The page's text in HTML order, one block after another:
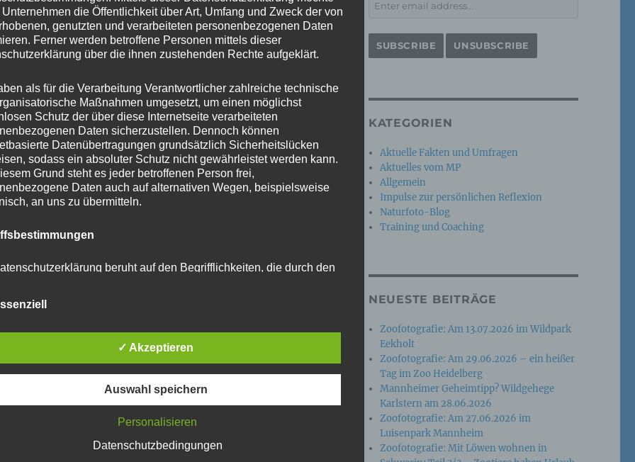
abzugeben.
reduzieren.
KATEGORIEN
Aktuelle Fakten und Umfragen
Aktuelles vom MP
Allgemein
Impulse zur persönlichen Reflexion
Naturfoto-Blog
Training und Coaching
NEUESTE BEITRÄGE
Zoofotografie: Am 13.07.2026 im Wildpark
Eekholt
Zoofotografie: Am 29.06.2026 – ein heißer
Tag im Zoo Heidelberg
Mannheimer Geheimtipp? Wildgehege
Karlstern am 28.06.2026
Zoofotografie: Am 27.06.2026 im
Luisenpark Mannheim
Zoofotografie: Mit Löwen wohnen in
Unternehmen die Öffentlichkeit über Art, Umfang und Zweck der von
genutzten und verarbeiteten personenbezogenen Daten
Ferner werden betroffene Personen mittels dieser
über die ihnen zustehenden Rechte aufgeklärt.
als für die Verarbeitung Verantwortlicher zahlreiche technische
Maßnahmen umgesetzt, um einen möglichst
Schutz der über diese Internetseite verarbeiteten
Daten sicherzustellen. Dennoch können
Datenübertragungen grundsätzlich Sicherheitslücken
sodass ein absoluter Schutz nicht gewährleistet werden kann.
Grund steht es jeder betroffenen Person frei,
Daten auch auf alternativen Wegen, beispielsweise
an uns zu übermitteln.
beruht auf den Begrifflichkeiten, die durch den
Grundverordnung (DS-GVO) verwendet wurden. Unsere
soll sowohl für die Öffentlichkeit als auch für unsere
gewährleisten, möchten wir vorab die verwendeten
in dieser Datenschutzerklärung unter anderem die
✓ Akzeptieren
Auswahl speichern
Personalisieren
Datenschutzbedingungen